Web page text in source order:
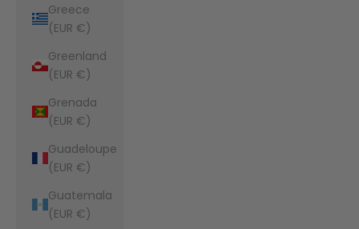
Greece
(EUR €)
Greenland
(EUR €)
Grenada
(EUR €)
Guadeloupe
(EUR €)
Guatemala
(EUR €)